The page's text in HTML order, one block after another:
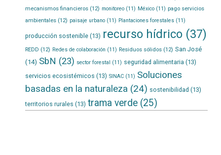
mecanismos financieros(12) monitoreo(11) México(11) pago servicios
ambientales(12) paisaje urbano(11) Plantaciones forestales(11)
producción sostenible(13) recurso hídrico(37)
REDD (12) Redes de colaboración (11) Residuos sólidos(12) San José
(14) SbN (23) sector forestal (11) seguridad alimentaria (13)
servicios ecosistémicos (13) SINAC(11) Soluciones
basadas en la naturaleza (24) sostenibilidad (13)
territorios rurales (13) trama verde(25)